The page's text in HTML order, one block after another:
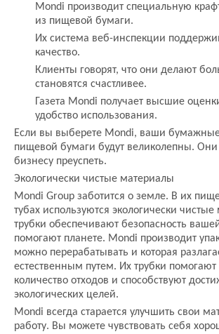
Mondi производит специальную
из пищевой бумаги.
Их система веб-инспекции
качество.
Клиенты говорят, что они делают
становятся счастливее.
Газета Mondi получает высшие
удобство использования.
Если вы выберете Mondi, ваши бумажные
пищевой бумаги будут великолепны.
бизнесу преуспеть.
Экологически чистые материалы
Mondi Group заботится о земле. В их
тубах используются экологически
трубки обеспечивают безопасность
помогают планете. Mondi производит
можно перерабатывать и которая
естественным путем. Их трубки помогают
количество отходов и способствуют
экологических целей.
Mondi всегда старается улучшить свои
работу. Вы можете чувствовать себя